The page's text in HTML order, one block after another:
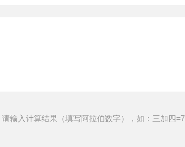
请输入计算结果（填写阿拉伯数字），如：三加四=7